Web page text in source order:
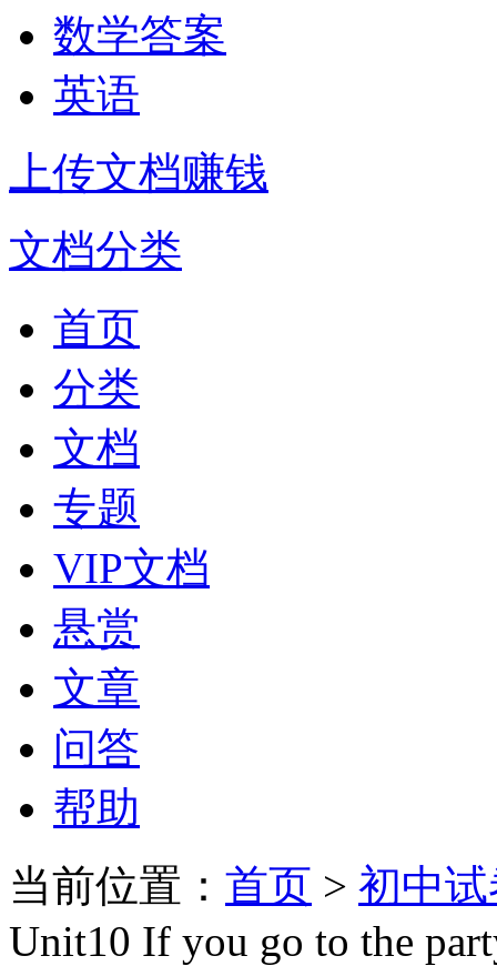
数学答案
英语
上传文档赚钱
文档分类
首页
分类
文档
专题
VIP文档
悬赏
文章
问答
帮助
当前位置： 首页 > 初中
Unit10 If you go to the